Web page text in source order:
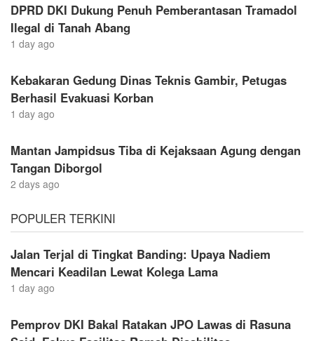
DPRD DKI Dukung Penuh Pemberantasan Tramadol
Ilegal di Tanah Abang
1 day ago
Kebakaran Gedung Dinas Teknis Gambir, Petugas
Berhasil Evakuasi Korban
1 day ago
Mantan Jampidsus Tiba di Kejaksaan Agung dengan
Tangan Diborgol
2 days ago
POPULER TERKINI
Jalan Terjal di Tingkat Banding: Upaya Nadiem
Mencari Keadilan Lewat Kolega Lama
1 day ago
Pemprov DKI Bakal Ratakan JPO Lawas di Rasuna